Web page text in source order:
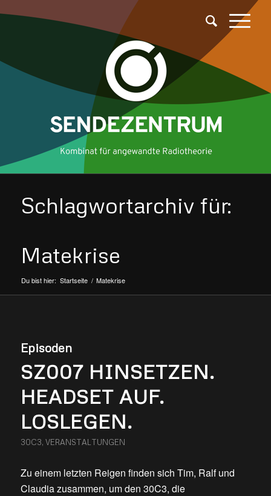
Schlagwortarchiv für:
Matekrise
Du bist hier: Startseite / Matekrise
Episoden
SZ007 HINSETZEN.
HEADSET AUF.
LOSLEGEN.
30C3, VERANSTALTUNGEN
Zu einem letzten Reigen finden sich Tim, Ralf und
Claudia zusammen, um den 30C3, die